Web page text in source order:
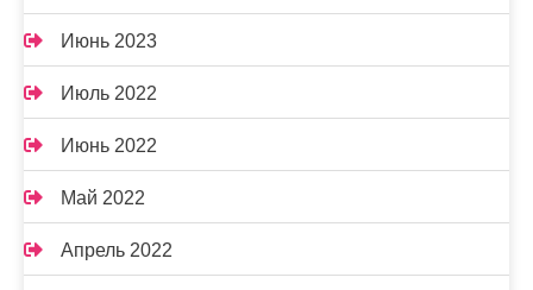
Июнь 2023
Июль 2022
Июнь 2022
Май 2022
Апрель 2022